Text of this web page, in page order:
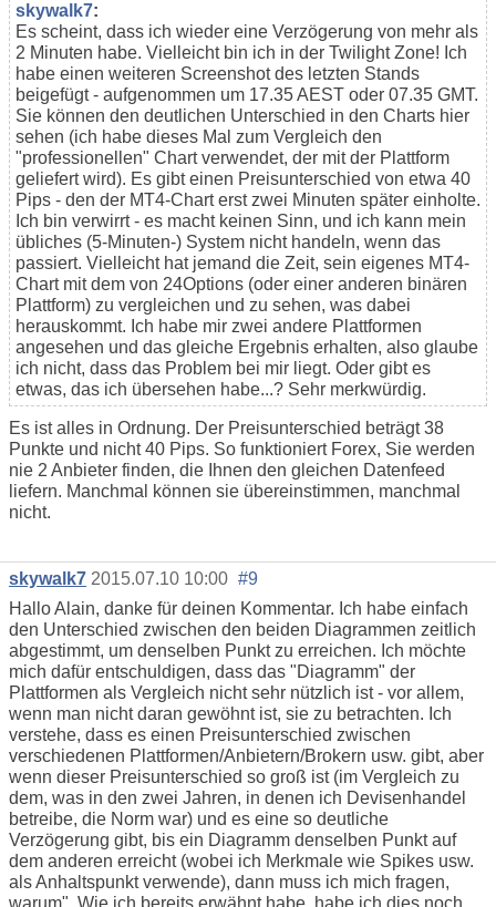
skywalk7:
Es scheint, dass ich wieder eine Verzögerung von mehr als
2 Minuten habe. Vielleicht bin ich in der Twilight Zone! Ich
habe einen weiteren Screenshot des letzten Stands
beigefügt - aufgenommen um 17.35 AEST oder 07.35 GMT.
Sie können den deutlichen Unterschied in den Charts hier
sehen (ich habe dieses Mal zum Vergleich den
"professionellen" Chart verwendet, der mit der Plattform
geliefert wird). Es gibt einen Preisunterschied von etwa 40
Pips - den der MT4-Chart erst zwei Minuten später einholte.
Ich bin verwirrt - es macht keinen Sinn, und ich kann mein
übliches (5-Minuten-) System nicht handeln, wenn das
passiert. Vielleicht hat jemand die Zeit, sein eigenes MT4-
Chart mit dem von 24Options (oder einer anderen binären
Plattform) zu vergleichen und zu sehen, was dabei
herauskommt. Ich habe mir zwei andere Plattformen
angesehen und das gleiche Ergebnis erhalten, also glaube
ich nicht, dass das Problem bei mir liegt. Oder gibt es
etwas, das ich übersehen habe...? Sehr merkwürdig.
Es ist alles in Ordnung. Der Preisunterschied beträgt 38
Punkte und nicht 40 Pips. So funktioniert Forex, Sie werden
nie 2 Anbieter finden, die Ihnen den gleichen Datenfeed
liefern. Manchmal können sie übereinstimmen, manchmal
nicht.
skywalk7 2015.07.10 10:00 #9
Hallo Alain, danke für deinen Kommentar. Ich habe einfach
den Unterschied zwischen den beiden Diagrammen zeitlich
abgestimmt, um denselben Punkt zu erreichen. Ich möchte
mich dafür entschuldigen, dass das "Diagramm" der
Plattformen als Vergleich nicht sehr nützlich ist - vor allem,
wenn man nicht daran gewöhnt ist, sie zu betrachten. Ich
verstehe, dass es einen Preisunterschied zwischen
verschiedenen Plattformen/Anbietern/Brokern usw. gibt, aber
wenn dieser Preisunterschied so groß ist (im Vergleich zu
dem, was in den zwei Jahren, in denen ich Devisenhandel
betreibe, die Norm war) und es eine so deutliche
Verzögerung gibt, bis ein Diagramm denselben Punkt auf
dem anderen erreicht (wobei ich Merkmale wie Spikes usw.
als Anhaltspunkt verwende), dann muss ich mich fragen,